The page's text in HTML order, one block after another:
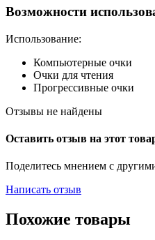
Возможности
Использование:
Компьютерные очки
Очки для чтения
Прогрессивные очки
Отзывы не найдены
Оставить отзыв на этот
Поделитесь мнением с
Написать отзыв
Похожие товары